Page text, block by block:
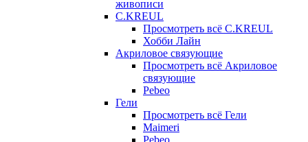
живописи
C.KREUL
Просмотреть всё C.KREUL
Хобби Лайн
Акриловое связующие
Просмотреть всё Акриловое
связующие
Pebeo
Гели
Просмотреть всё Гели
Maimeri
Pebeo